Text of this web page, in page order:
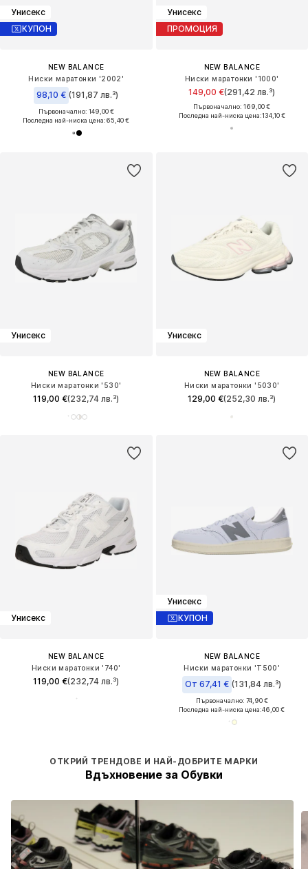
Унисекс
КУПОН
NEW BALANCE
Ниски маратонки '2002'
98,10 € (191,87 лв.³)
Първоначално: 149,00 €
Последна най-ниска цена:65,40 €
Унисекс
ПРОМОЦИЯ
NEW BALANCE
Ниски маратонки '1000'
149,00 €(291,42 лв.³)
Първоначално: 169,00 €
Последна най-ниска цена:134,10 €
Унисекс
NEW BALANCE
Ниски маратонки '530'
119,00 €(232,74 лв.³)
Унисекс
NEW BALANCE
Ниски маратонки '5030'
129,00 €(252,30 лв.³)
Унисекс
NEW BALANCE
Ниски маратонки '740'
119,00 €(232,74 лв.³)
ОТКРИЙ ТРЕНДОВЕ И НАЙ-ДОБРИТЕ МАРКИ
Вдъхновение за Обувки
Унисекс
КУПОН
NEW BALANCE
Ниски маратонки 'T500'
От 67,41 € (131,84 лв.³)
Първоначално: 74,90 €
Последна най-ниска цена:46,00 €